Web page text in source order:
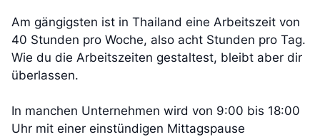
Am gängigsten ist in Thailand eine Arbeitszeit von
40 Stunden pro Woche, also acht Stunden pro Tag.
Wie du die Arbeitszeiten gestaltest, bleibt aber dir
überlassen.
In manchen Unternehmen wird von 9:00 bis 18:00
Uhr mit einer einstündigen Mittagspause